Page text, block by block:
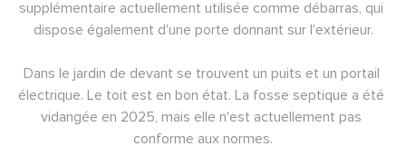
supplémentaire actuellement utilisée comme débarras, qui
dispose également d'une porte donnant sur l'extérieur.
Dans le jardin de devant se trouvent un puits et un portail
électrique. Le toit est en bon état. La fosse septique a été
vidangée en 2025, mais elle n'est actuellement pas
conforme aux normes.